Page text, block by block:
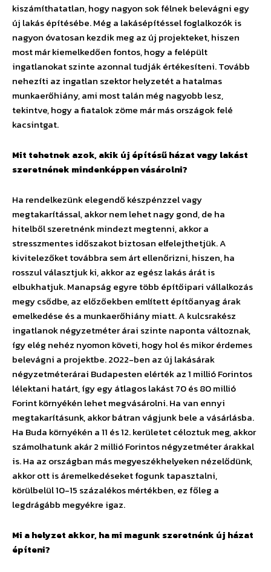
kiszámíthatatlan, hogy nagyon sok félnek belevágni egy
új lakás építésébe. Még a lakásépítéssel foglalkozók is
nagyon óvatosan kezdik meg az új projekteket, hiszen
most már kiemelkedően fontos, hogy a felépült
ingatlanokat szinte azonnal tudják értékesíteni. Tovább
nehezíti az ingatlan szektor helyzetét a hatalmas
munkaerőhiány, ami most talán még nagyobb lesz,
tekintve, hogy a fiatalok zöme már más országok felé
kacsintgat.
Mit tehetnek azok, akik új építésű házat vagy lakást
szeretnének mindenképpen vásárolni?
Ha rendelkezünk elegendő készpénzzel vagy
megtakarítással, akkor nem lehet nagy gond, de ha
hitelből szeretnénk mindezt megtenni, akkor a
stresszmentes időszakot biztosan elfelejthetjük. A
kivitelezőket továbbra sem árt ellenőrizni, hiszen, ha
rosszul választjuk ki, akkor az egész lakás árát is
elbukhatjuk. Manapság egyre több építőipari vállalkozás
megy csődbe, az előzőekben említett építőanyag árak
emelkedése és a munkaerőhiány miatt. A kulcsrakész
ingatlanok négyzetméter árai szinte naponta változnak,
így elég nehéz nyomon követi, hogy hol és mikor érdemes
belevágni a projektbe. 2022-ben az új lakásárak
négyzetméterárai Budapesten elérték az 1 millió Forintos
lélektani határt, így egy átlagos lakást 70 és 80 millió
Forint környékén lehet megvásárolni. Ha van ennyi
megtakarításunk, akkor bátran vágjunk bele a vásárlásba.
Ha Buda környékén a 11 és 12. kerületet céloztuk meg, akkor
számolhatunk akár 2 millió Forintos négyzetméter árakkal
is. Ha az országban más megyeszékhelyeken nézelődünk,
akkor ott is áremelkedéseket fogunk tapasztalni,
körülbelül 10-15 százalékos mértékben, ez főleg a
legdrágább megyékre igaz.
Mi a helyzet akkor, ha mi magunk szeretnénk új házat
építeni?